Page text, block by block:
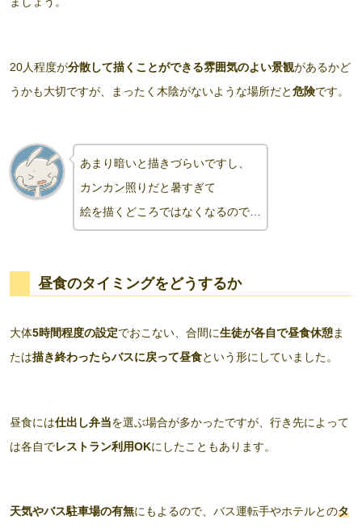
20人程度が分散して描くことができる雰囲気のよい景観があるかど
うかも大切ですが、まったく木陰がないような場所だと危険です。
あまり暗いと描きづらいですし、
カンカン照りだと暑すぎて
絵を描くどころではなくなるので…
昼食のタイミングをどうするか
大体5時間程度の設定でおこない、合間に生徒が各自で昼食休憩ま
たは描き終わったらバスに戻って昼食という形にしていました。
昼食には仕出し弁当を選ぶ場合が多かったですが、行き先によって
は各自でレストラン利用OKにしたこともあります。
天気やバス駐車場の有無にもよるので、バス運転手やホテルとのタ